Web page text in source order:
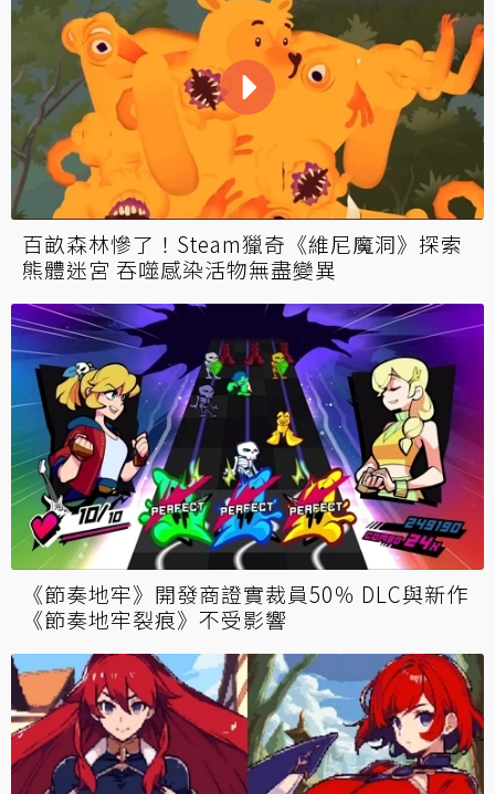
百畝森林慘了！Steam獵奇《維尼魔洞》探索
熊體迷宮 吞噬感染活物無盡變異
《節奏地牢》開發商證實裁員50％ DLC與新作
《節奏地牢裂痕》不受影響